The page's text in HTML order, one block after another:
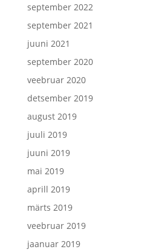
september 2022
september 2021
juuni 2021
september 2020
veebruar 2020
detsember 2019
august 2019
juuli 2019
juuni 2019
mai 2019
aprill 2019
märts 2019
veebruar 2019
jaanuar 2019